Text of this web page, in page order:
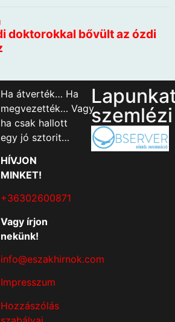
Ha átverték… Ha
megvezették… Vagy
ha csak hallott
egy jó sztorit…
HÍVJON
MINKET!
+36302600871
Vagy írjon
nekünk!
info@eszakhirnok.com
Impresszum
Hozzászólás
szemlézi